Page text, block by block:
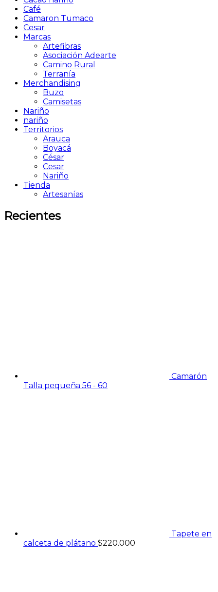
Café
Camaron Tumaco
Cesar
Marcas
Artefibras
Asociación Adearte
Camino Rural
Terranía
Merchandising
Buzo
Camisetas
Nariño
nariño
Territorios
Arauca
Boyacá
César
Cesar
Nariño
Tienda
Artesanías
Recientes
Camarón
Talla pequeña 56 - 60
Tapete en
calceta de plátano $220.000